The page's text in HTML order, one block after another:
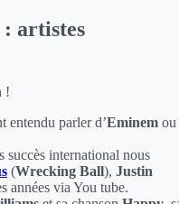
artistes
!
entendu parler d’Eminem ou
succès international nous
(Wrecking Ball), Justin
années via You tube.